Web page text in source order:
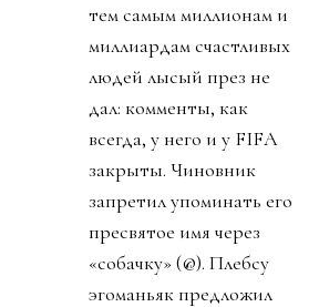
тем самым миллионам и
миллиардам счастливых
людей лысый през не
дал: комменты, как
всегда, у него и у FIFA
закрыты. Чиновник
запретил упоминать его
пресвятое имя через
«собачку» (@). Плебсу
эгоманьяк предложил